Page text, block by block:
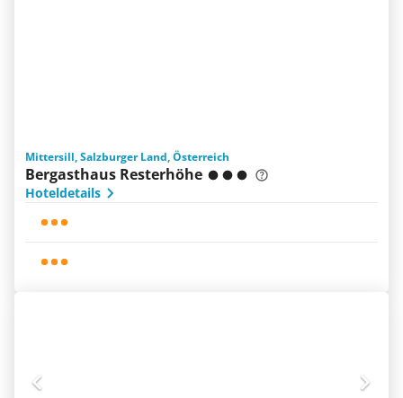
Mittersill, Salzburger Land, Österreich
Bergasthaus Resterhöhe
Hoteldetails